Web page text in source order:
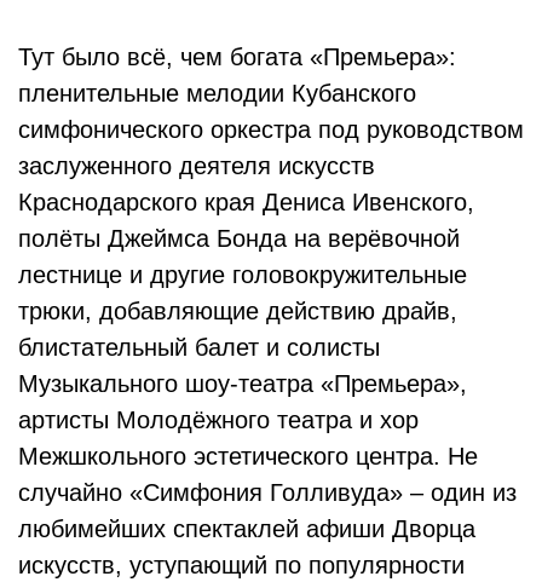
Тут было всё, чем богата «Премьера»:
пленительные мелодии Кубанского
симфонического оркестра под руководством
заслуженного деятеля искусств
Краснодарского края Дениса Ивенского,
полёты Джеймса Бонда на верёвочной
лестнице и другие головокружительные
трюки, добавляющие действию драйв,
блистательный балет и солисты
Музыкального шоу-театра «Премьера»,
артисты Молодёжного театра и хор
Межшкольного эстетического центра. Не
случайно «Симфония Голливуда» – один из
любимейших спектаклей афиши Дворца
искусств, уступающий по популярности